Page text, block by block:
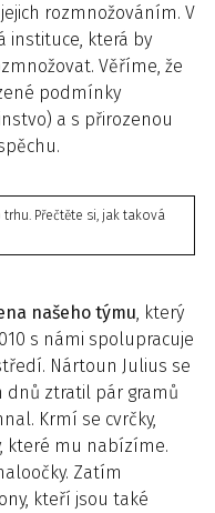
rozmnožováním. V
instituce, která by
Věříme, že
podmínky
a s přirozenou
Přečtěte si, jak taková
našeho týmu, který
s námi spolupracuje
Nártoun Julius se
dnů ztratil pár gramů
Krmí se cvrčky,
které mu nabízíme.
Zatím
kteří jsou také